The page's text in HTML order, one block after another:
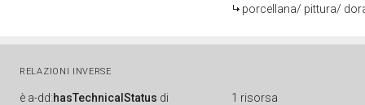
porcellana/ pittura/
RELAZIONI INVERSE
è a-dd:hasTechnicalStatus di 1 risorsa